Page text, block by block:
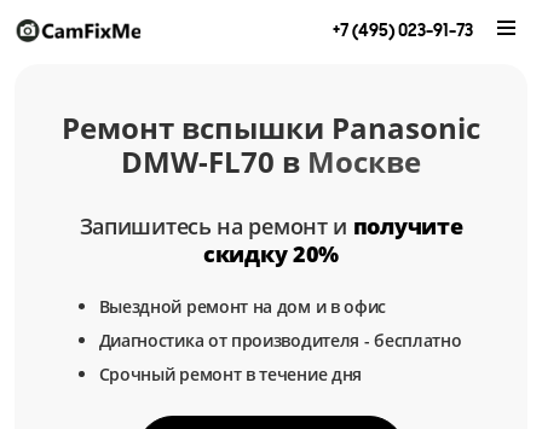
+7 (495) 023-91-73
Ремонт вспышки Panasonic
DMW-FL70 в Москве
Запишитесь на ремонт и получите
скидку 20%
Выездной ремонт на дом и в офис
Диагностика от производителя - бесплатно
Срочный ремонт в течение дня